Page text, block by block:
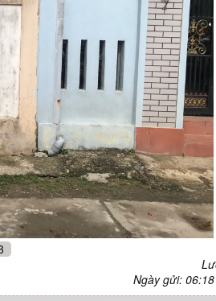
Ngày gửi: